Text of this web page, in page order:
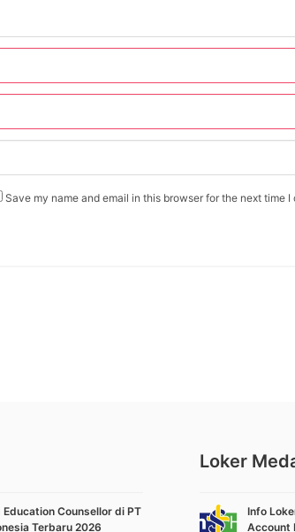
Save my name and email in this browser for the next time I
Counsellor di PT
Terbaru 2026
Loker
Info
Account